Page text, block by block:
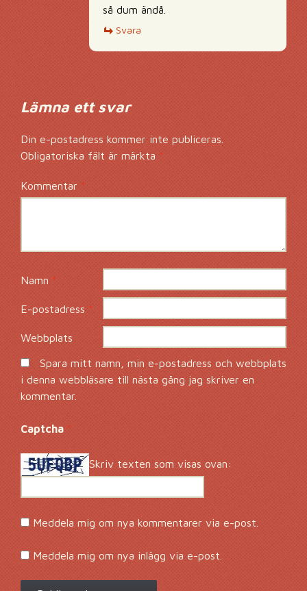
så dum ändå.
Svara
Lämna ett svar
Din e-postadress kommer inte publiceras.
Obligatoriska fält är märkta *
Kommentar*
Namn *
E-postadress *
Webbplats
Spara mitt namn, min e-postadress och webbplats
i denna webbläsare till nästa gång jag skriver en
kommentar.
Captcha*
Skriv texten som visas ovan:
Meddela mig om nya kommentarer via e-post.
Meddela mig om nya inlägg via e-post.